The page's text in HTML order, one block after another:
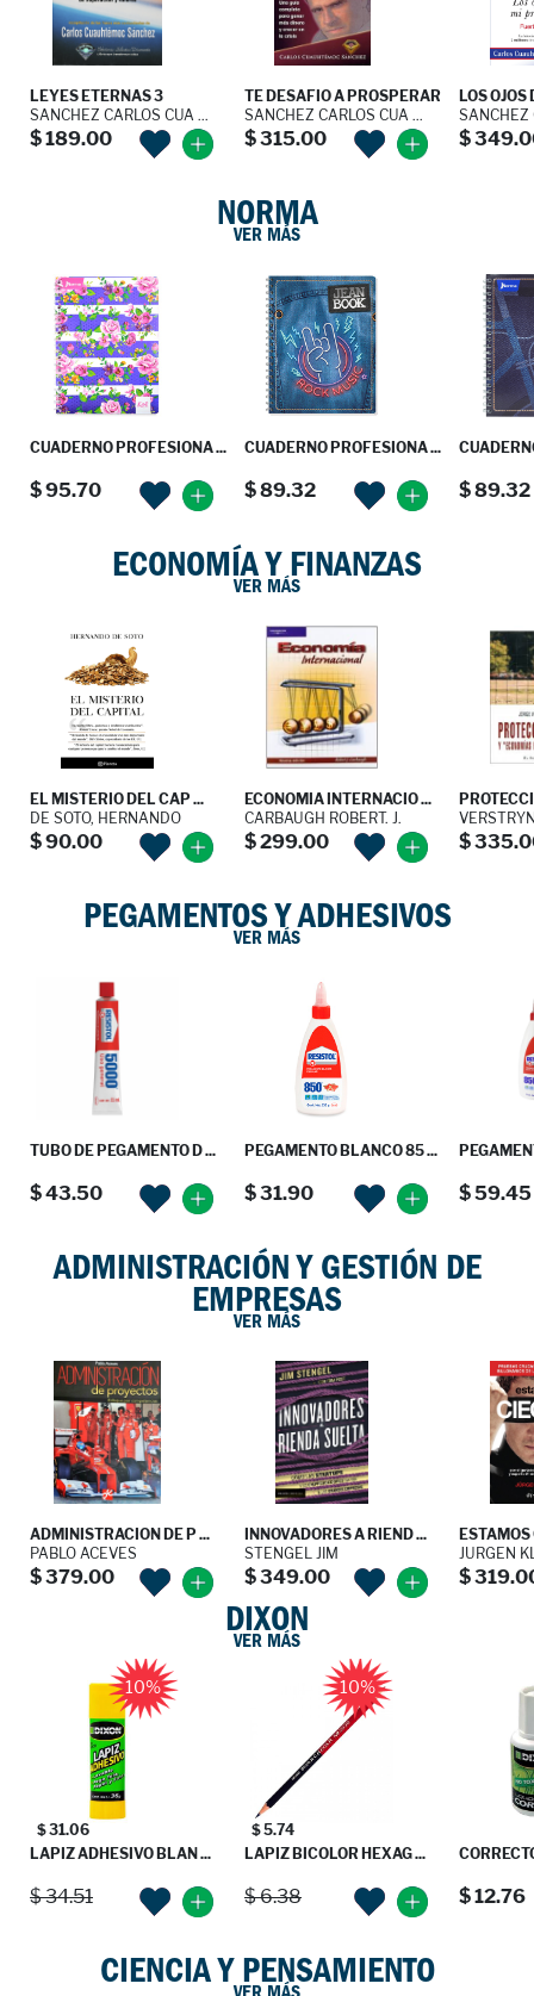
LEYES ETERNAS 3
SANCHEZ CARLOS CUA ...
$ 189.00
TE DESAFIO A PROSPERAR
SANCHEZ CARLOS CUA ...
$ 315.00
LOS
SANCHEZ
$
NORMA
VER MÁS
CUADERNO PROFESIONA ...
$ 95.70
CUADERNO PROFESIONA ...
$ 89.32 $ 89.32
ECONOMÍA Y FINANZAS
VER MÁS
EL MISTERIO DEL CAP ...
DE SOTO, HERNANDO
$ 90.00
ECONOMIA INTERNACIO ...
CARBAUGH ROBERT. J.
$ 299.00 $
PEGAMENTOS Y ADHESIVOS
VER MÁS
TUBO DE PEGAMENTO D ...
$ 43.50
PEGAMENTO BLANCO 85 ...
$ 31.90 $ 59.45
ADMINISTRACIÓN Y GESTIÓN DE
EMPRESAS
VER MÁS
ADMINISTRACION DE P ...
PABLO ACEVES
$ 379.00
INNOVADORES A RIEND ...
STENGEL JIM
$ 349.00
ESTAMOS
JURGEN
$
DIXON
VER MÁS
10%
LAPIZ ADHESIVO BLAN ...
$ 34.51
$ 31.06
10%
LAPIZ BICOLOR HEXAG ...
$ 6.38
$ 5.74
$ 12.76
CIENCIA Y PENSAMIENTO